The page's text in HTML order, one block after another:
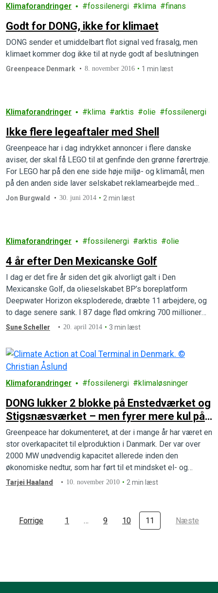
Klimaforandringer fossilenergi klima finans
Godt for DONG, ikke for klimaet
DONG sender et umiddelbart flot signal ved frasalg, men
klimaet kommer dog ikke til at nyde godt af beslutningen
Greenpeace Denmark 8. november 2016 1 min læst
Klimaforandringer klima arktis olie fossilenergi
Ikke flere legeaftaler med Shell
Greenpeace har i dag indrykket annoncer i flere danske
aviser, der skal få LEGO til at genfinde den grønne førertrøje.
For LEGO har på den ene side høje miljø- og klimamål, men
på den anden side laver selskabet reklamearbejde med
Shell, der legitimerer selskabets risikable olieboringer i
Jon Burgwald 30. juni 2014 2 min læst
Klimaforandringer fossilenergi arktis olie
4 år efter Den Mexicanske Golf
I dag er det fire år siden det gik alvorligt galt i Den
Mexicanske Golf, da olieselskabet BP’s boreplatform
Deepwater Horizon eksploderede, dræbte 11 arbejdere, og
to dage senere sank. I 87 dage flød omkring 700 millioner
liter olie ud i Golfen, før det lykkedes BP at sætte en prop i
Sune Scheller 20. april 2014 3 min læst
Klimaforandringer fossilenergi klimaløsninger
DONG lukker 2 blokke på Enstedværket og
Stigsnæsværket – men fyrer mere kul på
Avedøreværket
Greenpeace har dokumenteret, at der i mange år har været en
stor overkapacitet til elproduktion i Danmark. Der var over
2000 MW unødvendig kapacitet allerede inden den
økonomiske nedtur, som har ført til et mindsket el- og
energiforbrug de sidste 2 år.
Tarjei Haaland 10. november 2010 2 min læst
Forrige 1 … 9 10 11 Næste